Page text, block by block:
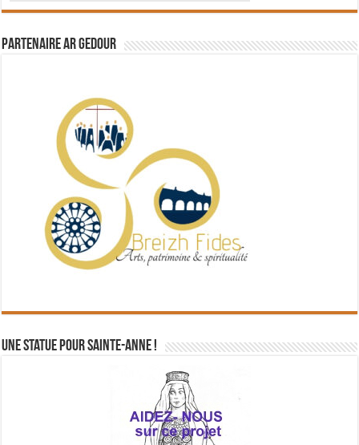
Partenaire Ar Gedour
Une statue pour Sainte-Anne !